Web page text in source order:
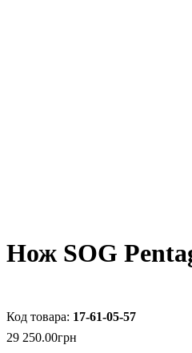
Нож SOG
17-61-05-57
29 250.00грн